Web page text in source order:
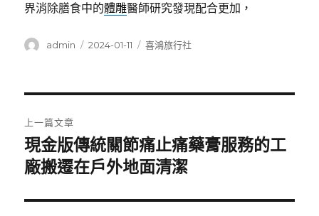
界消除膳食中的體雕醫師研究發現配合更加，
作
admin
發
2024-01-11
分
喜鴻旅行社
章
導
覽
上一篇文章
上
一
文
現金版傳統關節痛止痛藥膏服務的工
廠搬遷在戶外地面清潔